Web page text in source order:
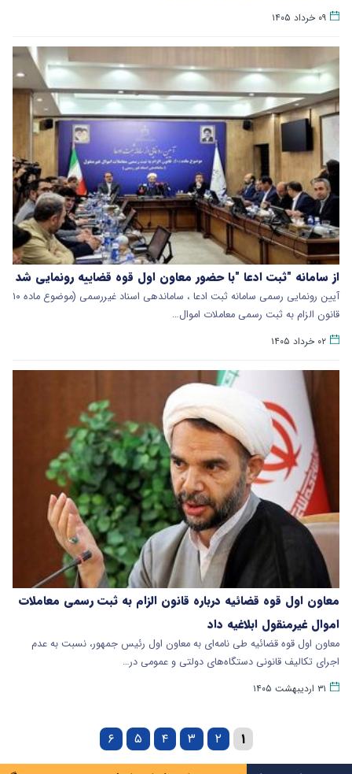
۰۹ خرداد ۱۴۰۵
از سامانه "ثبت ادعا "با حضور معاون اول قوه قضاییه رونمایی شد
آیین رونمایی رسمی سامانه ثبت ادعا ، ساماندهی اسناد غیررسمی (موضوع ماده ۱۰
قانون الزام به ثبت رسمی معاملات اموال…
۰۲ خرداد ۱۴۰۵
معاون اول قوه قضائیه درباره قانون الزام به ثبت رسمی معاملات
اموال غیرمنقول ابلاغیه داد
معاون اول قوه قضائیه طی نامه‌ای به معاون اول رئیس جمهور، نسبت به عدم
اجرای تکالیف قانونی دستگاه‌های دولتی و عمومی در…
۳۱ اردیبهشت ۱۴۰۵
۱ ۲ ۳ ۴ ۵ ۶